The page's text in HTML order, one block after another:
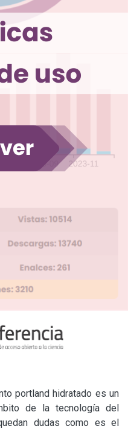
portland hidratado es un
de la tecnología del
dudas como es el